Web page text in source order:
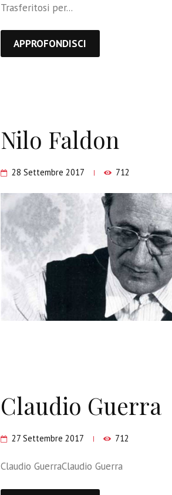
Trasferitosi per...
APPROFONDISCI
Nilo Faldon
28 Settembre 2017 712
Claudio Guerra
27 Settembre 2017 712
Claudio GuerraClaudio Guerra